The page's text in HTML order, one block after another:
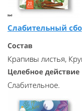
Слабительный
Состав
Крапивы листья,
Целебное действие
Слабительное.